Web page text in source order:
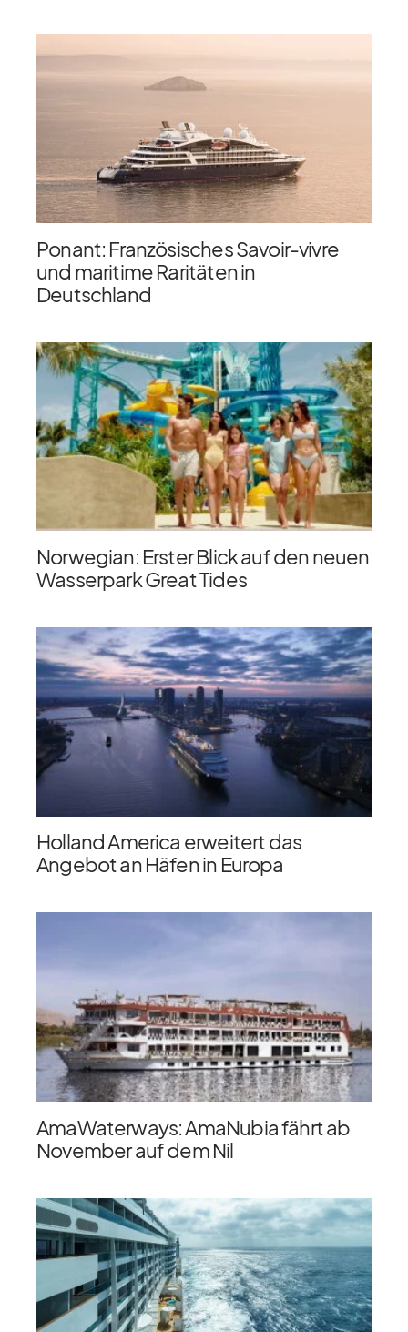
Ponant: Französisches Savoir-vivre
und maritime Raritäten in
Deutschland
Norwegian: Erster Blick auf den neuen
Wasserpark Great Tides
Holland America erweitert das
Angebot an Häfen in Europa
AmaWaterways: AmaNubia fährt ab
November auf dem Nil